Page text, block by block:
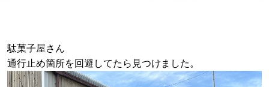
駄菓子屋さん
通行止め箇所を回避してたら見つけました。